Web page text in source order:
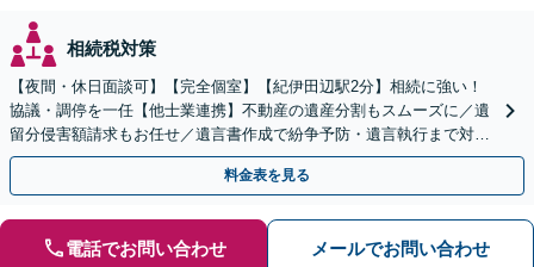
相続税対策
【夜間・休日面談可】【完全個室】【紀伊田辺駅2分】相続に強い！
協議・調停を一任【他士業連携】不動産の遺産分割もスムーズに／遺
留分侵害額請求もお任せ／遺言書作成で紛争予防・遺言執行まで対応
／精神面のサポートも心がけ、依頼者さまの利益獲得へ尽力
料金表を見る
電話でお問い合わせ メールでお問い合わせ